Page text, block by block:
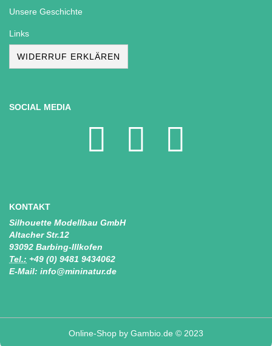
Unsere Geschichte
Links
WIDERRUF ERKLÄREN
SOCIAL MEDIA
KONTAKT
Silhouette Modellbau GmbH
Altacher Str.12
93092 Barbing-Illkofen
Tel.: +49 (0) 9481 9434062
E-Mail: info@mininatur.de
Online-Shop by Gambio.de © 2023